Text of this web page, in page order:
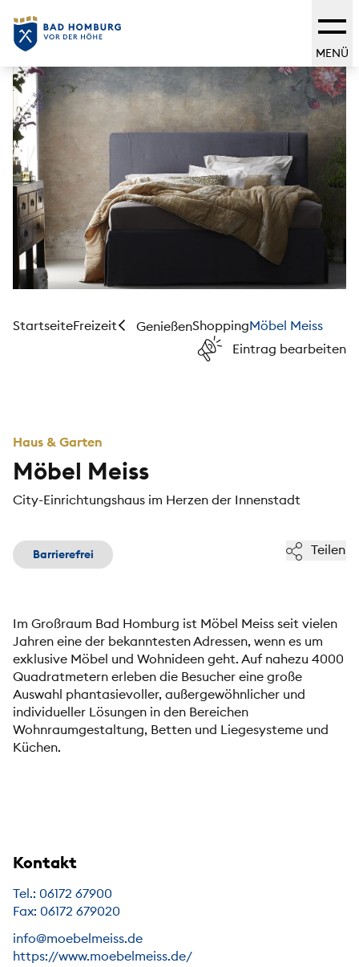
MENÜ
StartseiteFreizeit GenießenShoppingMöbel Meiss
Eintrag bearbeiten
Haus & Garten
Möbel Meiss
City-Einrichtungshaus im Herzen der Innenstadt
Barrierefrei Teilen
Im Großraum Bad Homburg ist Möbel Meiss seit vielen
Jahren eine der bekanntesten Adressen, wenn es um
exklusive Möbel und Wohnideen geht. Auf nahezu 4000
Quadratmetern erleben die Besucher eine große
Auswahl phantasievoller, außergewöhnlicher und
individueller Lösungen in den Bereichen
Wohnraumgestaltung, Betten und Liegesysteme und
Küchen.
Kontakt
Tel.: 06172 67900
Fax: 06172 679020
info@moebelmeiss.de
https://www.moebelmeiss.de/